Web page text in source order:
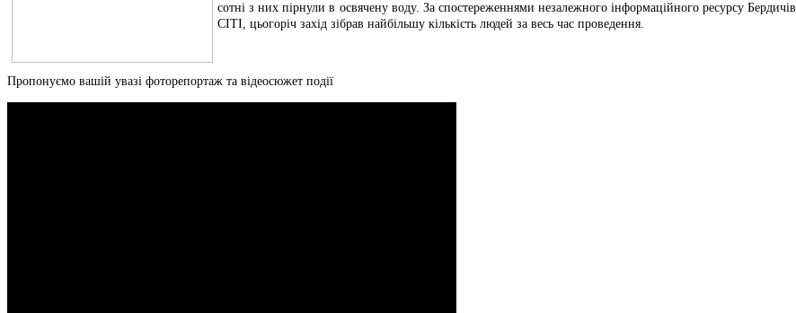
сотні з них пірнули в освячену воду. За спостереженнями незалежного інформаційного ресурсу Бердичів
СІТІ, цьогоріч захід зібрав найбільшу кількість людей за весь час проведення.
Пропонуємо вашій увазі фоторепортаж та відеосюжет події